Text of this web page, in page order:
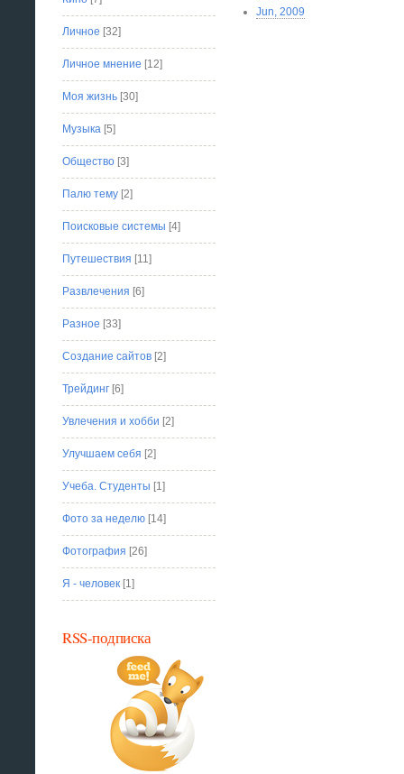
Jun, 2009
Личное [32]
Личное мнение [12]
Моя жизнь [30]
Музыка [5]
Общество [3]
Палю тему [2]
Поисковые системы [4]
Путешествия [11]
Развлечения [6]
Разное [33]
Создание сайтов [2]
Трейдинг [6]
Увлечения и хобби [2]
Улучшаем себя [2]
Учеба. Студенты [1]
Фото за неделю [14]
Фотография [26]
Я - человек [1]
RSS-подписка